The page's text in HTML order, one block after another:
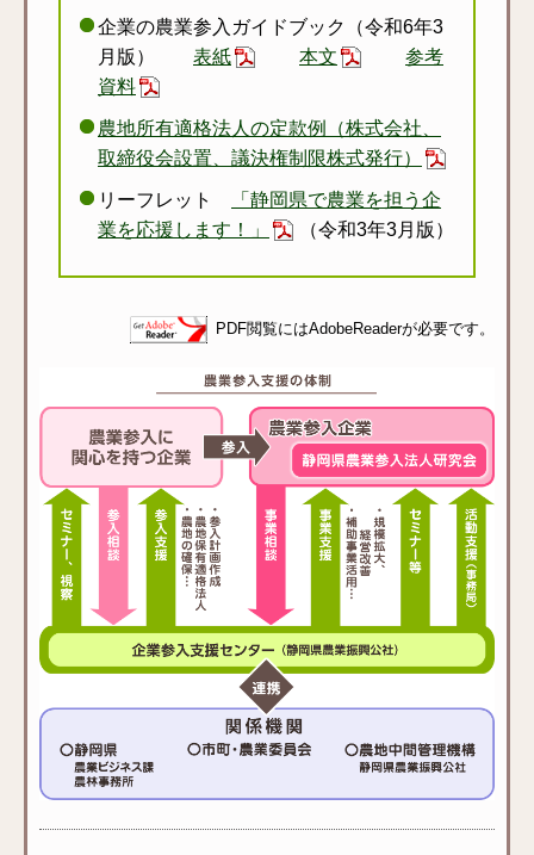
企業の農業参入ガイドブック（令和6年3
月版） 表紙 本文
参考
資料
農地所有適格法人の定款例（株式会社、
取締役会設置、議決権制限株式発行）
リーフレット
「静岡県で農業を担う企
業を応援します！」
（令和3年3月版）
PDF閲覧にはAdobeReaderが必要です。